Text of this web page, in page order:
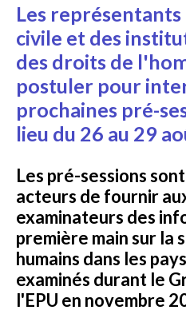
Les représentants
civile et des
des droits de
postuler pour
prochaines pré-
lieu du 26 au 29
Les pré-sessions
acteurs de fournir
examinateurs des
première main sur la
humains dans les
examinés durant le
l'EPU en novembre